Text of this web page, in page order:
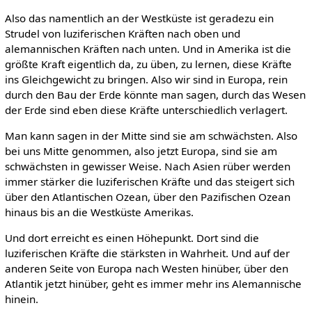
Also das namentlich an der Westküste ist geradezu ein
Strudel von luziferischen Kräften nach oben und
alemannischen Kräften nach unten. Und in Amerika ist die
größte Kraft eigentlich da, zu üben, zu lernen, diese Kräfte
ins Gleichgewicht zu bringen. Also wir sind in Europa, rein
durch den Bau der Erde könnte man sagen, durch das Wesen
der Erde sind eben diese Kräfte unterschiedlich verlagert.
Man kann sagen in der Mitte sind sie am schwächsten. Also
bei uns Mitte genommen, also jetzt Europa, sind sie am
schwächsten in gewisser Weise. Nach Asien rüber werden
immer stärker die luziferischen Kräfte und das steigert sich
über den Atlantischen Ozean, über den Pazifischen Ozean
hinaus bis an die Westküste Amerikas.
Und dort erreicht es einen Höhepunkt. Dort sind die
luziferischen Kräfte die stärksten in Wahrheit. Und auf der
anderen Seite von Europa nach Westen hinüber, über den
Atlantik jetzt hinüber, geht es immer mehr ins Alemannische
hinein.